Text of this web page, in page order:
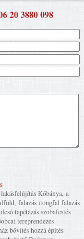
20 3880 098
Kőbánya, a
falazás itongfal falazás
tapétázás szobafestés
tereprendezés
bővítés hozzá építés